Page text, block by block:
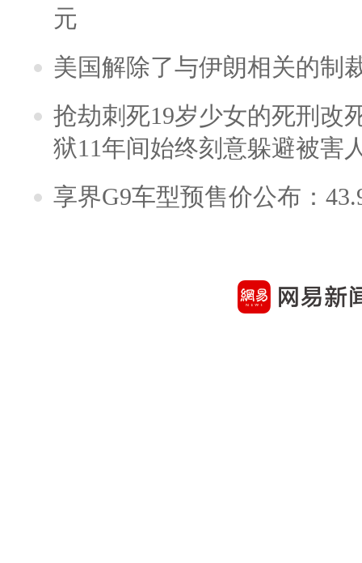
元
美国解除了与伊朗相关的制
抢劫刺死19岁少女的死刑改
狱11年间始终刻意躲避被害
享界G9车型预售价公布：